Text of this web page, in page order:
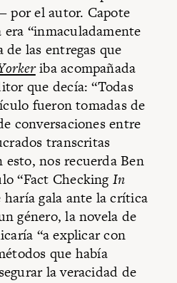
el autor. Capote
“inmaculadamente
las entregas que
iba acompañada
que decía: “Todas
fueron tomadas de
conversaciones entre
transcritas
nos recuerda Ben
“Fact CheckingIn
haría gala ante la crítica
género, la novela de
“a explicar con
que había
la veracidad de